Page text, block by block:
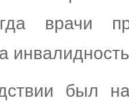
врачи
был